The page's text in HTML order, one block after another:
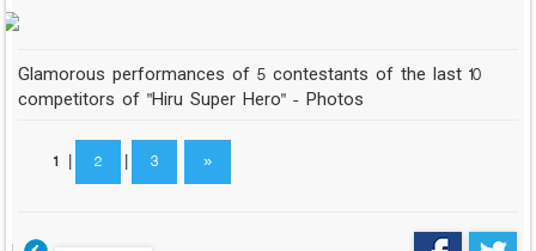
Glamorous performances of 5 contestants of the last 10
competitors of "Hiru Super Hero" - Photos
1| 2 3 »